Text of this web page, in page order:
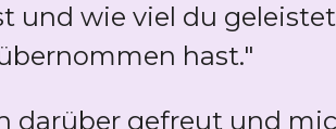
und wie viel du
hast."
darüber gefreut und